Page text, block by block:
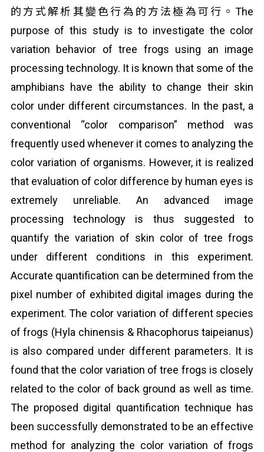
的方式解析其變色行為的方法極為可行。The
purpose of this study is to investigate the color
variation behavior of tree frogs using an image
processing technology. It is known that some of the
amphibians have the ability to change their skin
color under different circumstances. In the past, a
conventional “color comparison” method was
frequently used whenever it comes to analyzing the
color variation of organisms. However, it is realized
that evaluation of color difference by human eyes is
extremely unreliable. An advanced image
processing technology is thus suggested to
quantify the variation of skin color of tree frogs
under different conditions in this experiment.
Accurate quantification can be determined from the
pixel number of exhibited digital images during the
experiment. The color variation of different species
of frogs (Hyla chinensis & Rhacophorus taipeianus)
is also compared under different parameters. It is
found that the color variation of tree frogs is closely
related to the color of back ground as well as time.
The proposed digital quantification technique has
been successfully demonstrated to be an effective
method for analyzing the color variation of frogs